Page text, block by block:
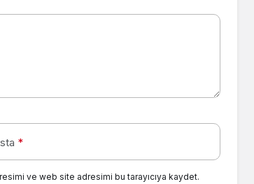
*
ve web site adresimi bu tarayıcıya kaydet.